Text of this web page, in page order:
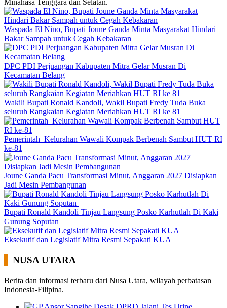
Minahasa Tenggara dan Selatan.
Waspada El Nino, Bupati Joune Ganda Minta Masyarakat Hindari
Bakar Sampah untuk Cegah Kebakaran
DPC PDI Perjuangan Kabupaten Mitra Gelar Musran Di
Kecamatan Belang
Wakili Bupati Ronald Kandoli, Wakil Bupati Fredy Tuda Buka
seluruh Rangkaian Kegiatan Meriahkan HUT RI ke 81
Pemerintah Kelurahan Wawali Kompak Berbenah Sambut HUT RI
ke-81
Joune Ganda Pacu Transformasi Minut, Anggaran 2027 Disiapkan
Jadi Mesin Pembangunan
Bupati Ronald Kandoli Tinjau Langsung Posko Karhutlah Di Kaki
Gunung Soputan
Eksekutif dan Legislatif Mitra Resmi Sepakati KUA
NUSA UTARA
Berita dan informasi terbaru dari Nusa Utara, wilayah perbatasan
Indonesia-Filipina.